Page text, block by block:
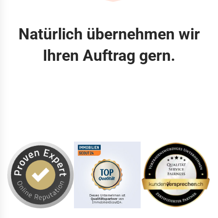
Natürlich übernehmen wir
Ihren Auftrag gern.